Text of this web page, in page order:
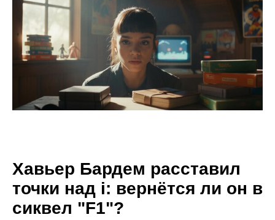
Хавьер Бардем расставил
точки над i: вернётся ли он в
сиквел "F1"?